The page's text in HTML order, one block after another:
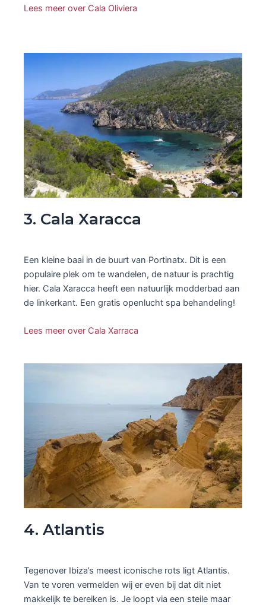
Lees meer over Cala Oliviera
3. Cala Xaracca
Een kleine baai in de buurt van Portinatx. Dit is een
populaire plek om te wandelen, de natuur is prachtig
hier. Cala Xaracca heeft een natuurlijk modderbad aan
de linkerkant. Een gratis openlucht spa behandeling!
Lees meer over Cala Xarraca
4. Atlantis
Tegenover Ibiza’s meest iconische rots ligt Atlantis.
Van te voren vermelden wij er even bij dat dit niet
makkelijk te bereiken is. Je loopt via een steile maar